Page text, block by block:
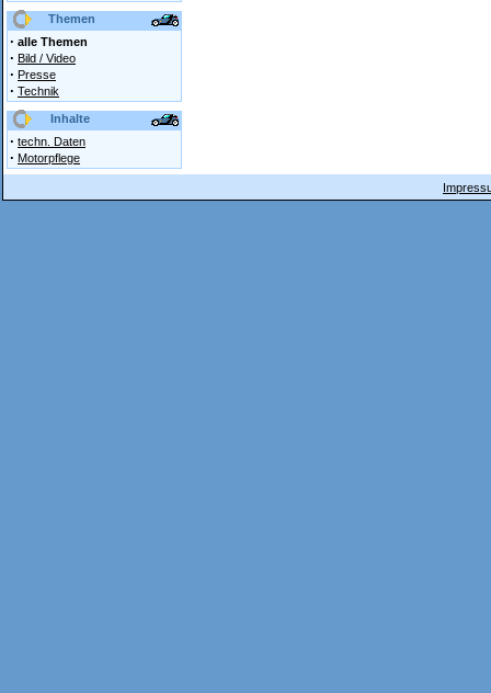
Themen
· alle Themen
· Bild / Video
· Presse
· Technik
Inhalte
· techn. Daten
· Motorpflege